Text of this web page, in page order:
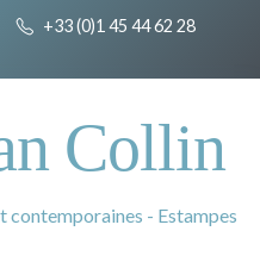
+33 (0)1 45 44 62 28
Collin
contemporaines - Estampes